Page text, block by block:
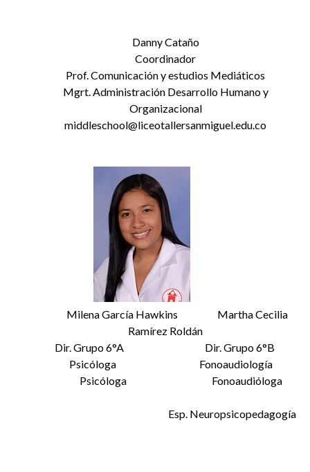
Danny Cataño
Coordinador
Prof. Comunicación y estudios Mediáticos
Mgrt. Administración Desarrollo Humano y
Organizacional
middleschool@liceotallersanmiguel.edu.co
Milena García Hawkins Martha Cecilia
Ramírez Roldán
Dir. Grupo 6°A Dir. Grupo 6°B
Psicóloga Fonoaudiología
Psicóloga Fonoaudióloga
Esp. Neuropsicopedagogía